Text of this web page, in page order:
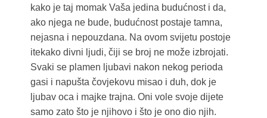
kako je taj momak Vaša jedina budućnost i da,
ako njega ne bude, budućnost postaje tamna,
nejasna i nepouzdana. Na ovom svijetu postoje
itekako divni ljudi, čiji se broj ne može izbrojati.
Svaki se plamen ljubavi nakon nekog perioda
gasi i napušta čovjekovu misao i duh, dok je
ljubav oca i majke trajna. Oni vole svoje dijete
samo zato što je njihovo i što je ono dio njih.